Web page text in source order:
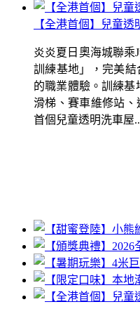
【全港首個】兒童
炎炎夏日奧海城聯乘
訓練基地」，完美
的職業體驗。訓練基
滑梯、賽車維修站
首個兒童透明洗車屋